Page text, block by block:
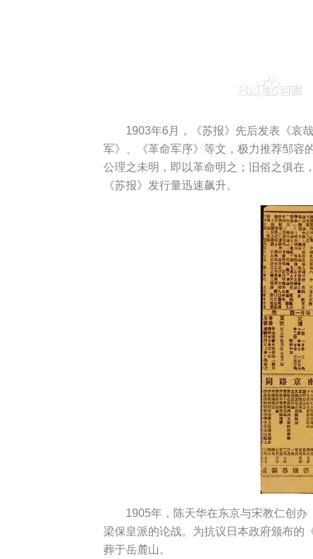
1903年6月，《苏报》先后发表《哀
军》、《革命军序》等文，极力推荐邹容
公理之未明，即以革命明之；旧俗之俱
《苏报》发行量迅速飙升。
1905年，陈天华在东京与宋教仁创
梁保皇派的论战。为抗议日本政府颁布的
葬于岳麓山。